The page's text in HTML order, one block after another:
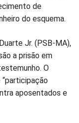
de
do esquema.
Jr. (PSB-MA),
a prisão em
O
aposentados e